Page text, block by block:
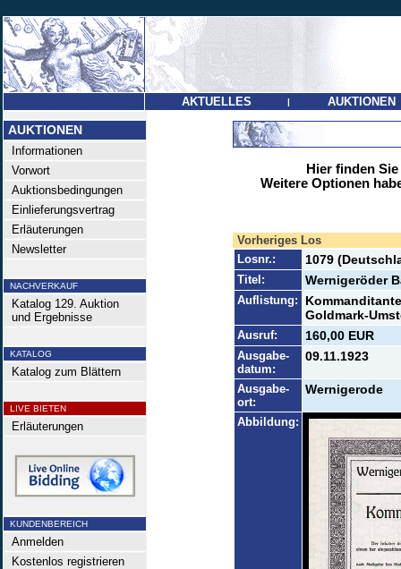
AKTUELLES | AUKTIONEN
AUKTIONEN
Informationen
Vorwort
Auktionsbedingungen
Einlieferungsvertrag
Erläuterungen
Newsletter
NACHVERKAUF
Katalog 129. Auktion
und Ergebnisse
KATALOG
Katalog zum Blättern
LIVE BIETEN
Erläuterungen
KUNDENBEREICH
Anmelden
Kostenlos registrieren
Hier finden
Weitere Optionen
Vorheriges Los
Losnr.:
1079
Titel: Wernigeröder
Auflistung:
Goldmark-
Ausruf: 160,00 EUR
Ausgabe-
datum:
09.11.1923
Ausgabe-
ort:
Wernigerode
Abbildung: